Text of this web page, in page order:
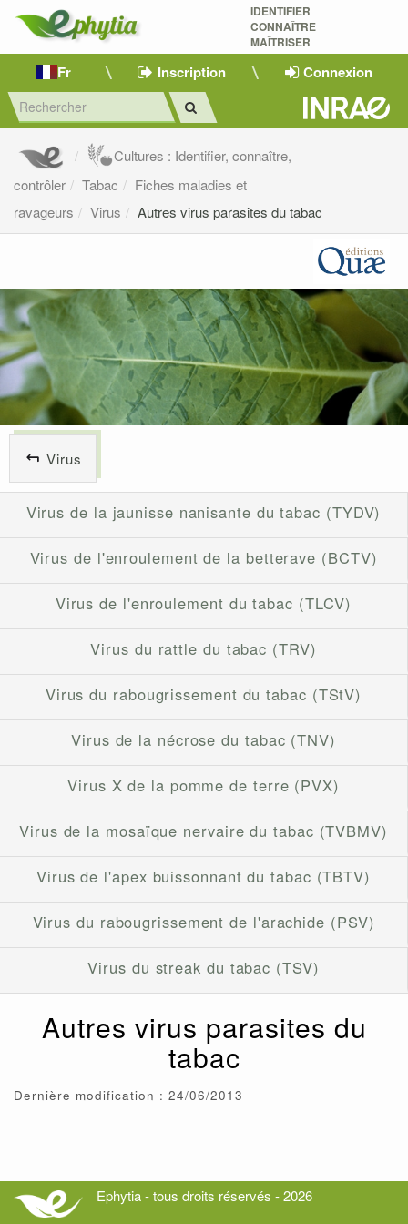
IDENTIFIER
CONNAÎTRE
MAÎTRISER
Fr Inscription Connexion
Cultures : Identifier, connaître,
contrôler
Tabac
Fiches maladies et
ravageurs
Virus Autres virus parasites du tabac
Virus
Virus de la jaunisse nanisante du tabac (TYDV)
Virus de l'enroulement de la betterave (BCTV)
Virus de l'enroulement du tabac (TLCV)
Virus du rattle du tabac (TRV)
Virus du rabougrissement du tabac (TStV)
Virus de la nécrose du tabac (TNV)
Virus X de la pomme de terre (PVX)
Virus de la mosaïque nervaire du tabac (TVBMV)
Virus de l'apex buissonnant du tabac (TBTV)
Virus du rabougrissement de l'arachide (PSV)
Virus du streak du tabac (TSV)
Autres virus parasites du
tabac
Dernière modification : 24/06/2013
Ephytia - tous droits réservés - 2026